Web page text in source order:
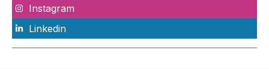
Instagram
Linkedin